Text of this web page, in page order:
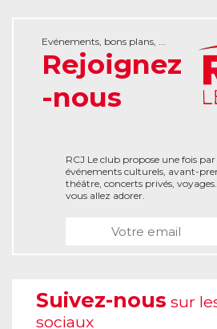
Evénements, bons plans, ...
Rejoignez
-nous
RCJ Le club propose une fois
événements culturels, avant-
théâtre, concerts privés,
vous allez adorer.
Suivez-nous sur
sociaux